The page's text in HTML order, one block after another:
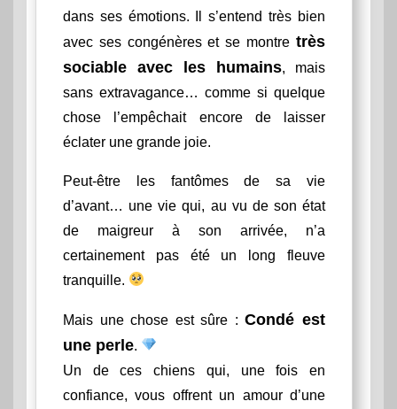
dans ses émotions. Il s’entend très bien
avec ses congénères et se montre très
sociable avec les humains, mais
sans extravagance… comme si quelque
chose l’empêchait encore de laisser
éclater une grande joie.
Peut-être les fantômes de sa vie
d’avant… une vie qui, au vu de son état
de maigreur à son arrivée, n’a
certainement pas été un long fleuve
tranquille.
Mais une chose est sûre :Condé est
une perle.
Un de ces chiens qui, une fois en
confiance, vous offrent un amour d’une